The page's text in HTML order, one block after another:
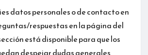
datos personales o de contacto en
respuestas en la página del
está disponible para que los
despejar dudas generales